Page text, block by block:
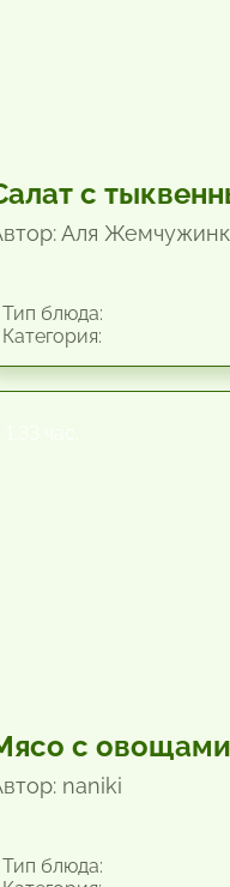
с
Аля
блюда:
с овощами
naniki
блюда: